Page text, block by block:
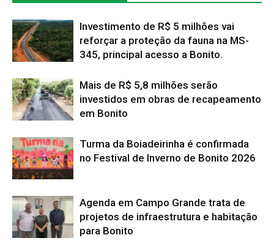
Investimento de R$ 5 milhões vai
reforçar a proteção da fauna na MS-
345, principal acesso a Bonito.
Mais de R$ 5,8 milhões serão
investidos em obras de recapeamento
em Bonito
Turma da Boiadeirinha é confirmada
no Festival de Inverno de Bonito 2026
Agenda em Campo Grande trata de
projetos de infraestrutura e habitação
para Bonito